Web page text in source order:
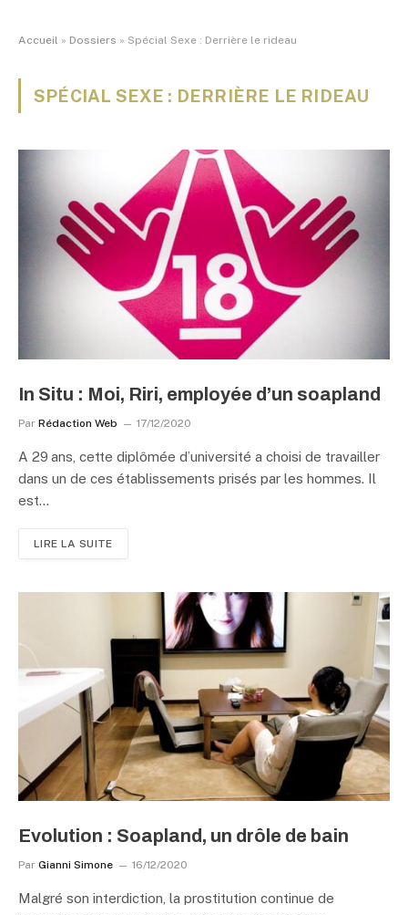
Accueil » Dossiers » Spécial Sexe : Derrière le rideau
SPÉCIAL SEXE : DERRIÈRE LE RIDEAU
In Situ : Moi, Riri, employée d’un soapland
Par Rédaction Web 17/12/2020
A 29 ans, cette diplômée d’université a choisi de travailler
dans un de ces établissements prisés par les hommes. Il
est…
LIRE LA SUITE
Evolution : Soapland, un drôle de bain
Par Gianni Simone 16/12/2020
Malgré son interdiction, la prostitution continue de